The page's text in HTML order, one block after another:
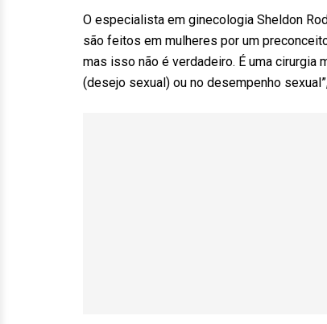
O especialista em ginecologia Sheldon
são feitos em mulheres por um
mas isso não é verdadeiro. É uma cirurgia
(desejo sexual) ou no desempenho